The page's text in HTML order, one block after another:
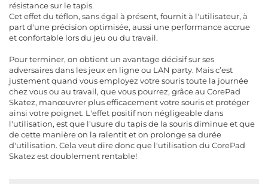
résistance sur le tapis.
Cet effet du téflon, sans égal à présent, fournit à l'utilisateur, à
part d'une précision optimisée, aussi une performance accrue
et confortable lors du jeu ou du travail.
Pour terminer, on obtient un avantage décisif sur ses
adversaires dans les jeux en ligne ou LAN party. Mais c’est
justement quand vous employez votre souris toute la journée
chez vous ou au travail, que vous pourrez, grâce au CorePad
Skatez, manœuvrer plus efficacement votre souris et protéger
ainsi votre poignet. L'effet positif non négligeable dans
l'utilisation, est que l'usure du tapis de la souris diminue et que
de cette manière on la ralentit et on prolonge sa durée
d'utilisation. Cela veut dire donc que l'utilisation du CorePad
Skatez est doublement rentable!